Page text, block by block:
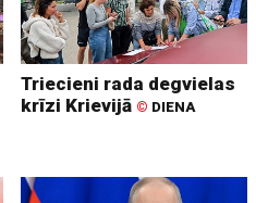
Triecieni rada degvielas
krīzi Krievijā © DIENA